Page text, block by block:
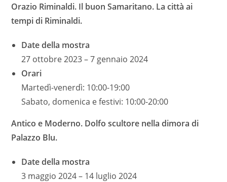
Orazio Riminaldi. Il buon Samaritano. La città ai
tempi di Riminaldi.
Date della mostra
27 ottobre 2023 – 7 gennaio 2024
Orari
Martedì-venerdì: 10:00-19:00
Sabato, domenica e festivi: 10:00-20:00
Antico e Moderno. Dolfo scultore nella dimora di
Palazzo Blu.
Date della mostra
3 maggio 2024 – 14 luglio 2024